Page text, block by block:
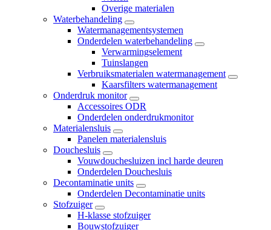
Overige materialen
Waterbehandeling
Watermanagementsystemen
Onderdelen waterbehandeling
Verwarmingselement
Tuinslangen
Verbruiksmaterialen watermanagement
Kaarsfilters watermanagement
Onderdruk monitor
Accessoires ODR
Onderdelen onderdrukmonitor
Materialensluis
Panelen materialensluis
Douchesluis
Vouwdouchesluizen incl harde deuren
Onderdelen Douchesluis
Decontaminatie units
Onderdelen Decontaminatie units
Stofzuiger
H-klasse stofzuiger
Bouwstofzuiger